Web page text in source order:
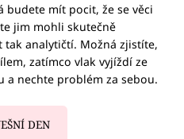
budete mít pocit, že se věci
jim mohli skutečně
tak analytičtí. Možná zjistíte,
zatímco vlak vyjíždí ze
a nechte problém za sebou.
DEN